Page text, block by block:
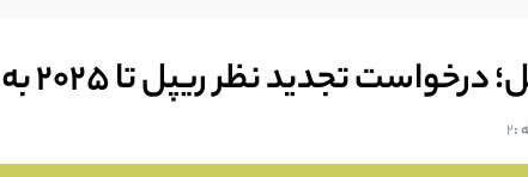
تجدید نظر ریپل تا 2025 به تعویق افتاد!
:
2